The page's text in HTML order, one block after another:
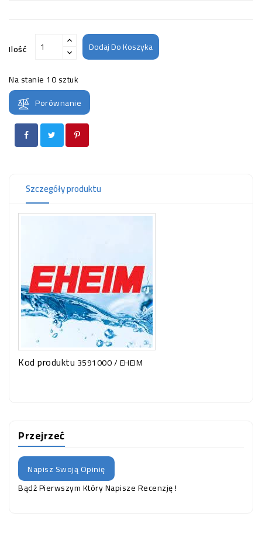
Ilość Dodaj Do Koszyka
Na stanie 10 sztuk
Porównanie
Szczegóły produktu
Kod produktu 3591000 / EHEIM
Przejrzeć
Napisz Swoją Opinię
Bądź Pierwszym Który Napisze Recenzję !